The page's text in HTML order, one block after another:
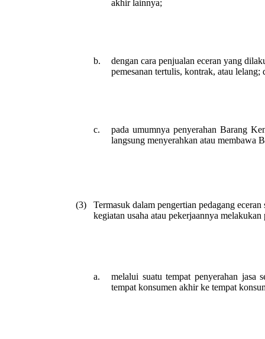
akhir lainnya;
b.
dengan cara penjualan eceran yang
pemesanan tertulis, kontrak, atau lelang;
c.
pada umumnya penyerahan Barang
langsung menyerahkan atau membawa
(3)
Termasuk dalam pengertian pedagang
kegiatan usaha atau pekerjaannya
a.
melalui suatu tempat penyerahan jasa
tempat konsumen akhir ke tempat